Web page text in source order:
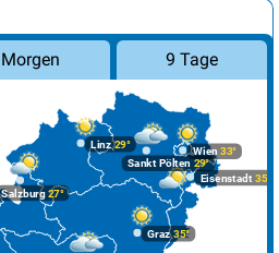
Morgen 9 Tage
Graz35°
Linz29°
Salzburg27°
Wien 33°
Eisenstadt 35°
Sankt Pölten29°